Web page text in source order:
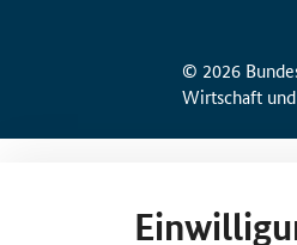
© 2026
Wirtschaft